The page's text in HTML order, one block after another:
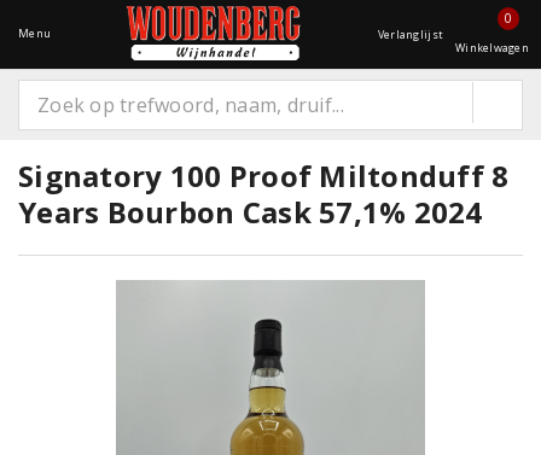
Menu Verlanglijst
0
Winkelwagen
Signatory 100 Proof Miltonduff 8
Years Bourbon Cask 57,1% 2024